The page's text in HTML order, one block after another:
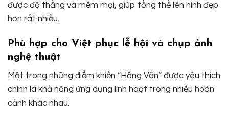
được độ thẳng và mềm mại, giúp tổng thể lên hình đẹp
hơn rất nhiều.
Phù hợp cho Việt phục lễ hội và chụp ảnh
nghệ thuật
Một trong những điểm khiến “Hồng Vân” được yêu thích
chính là khả năng ứng dụng linh hoạt trong nhiều hoàn
cảnh khác nhau.